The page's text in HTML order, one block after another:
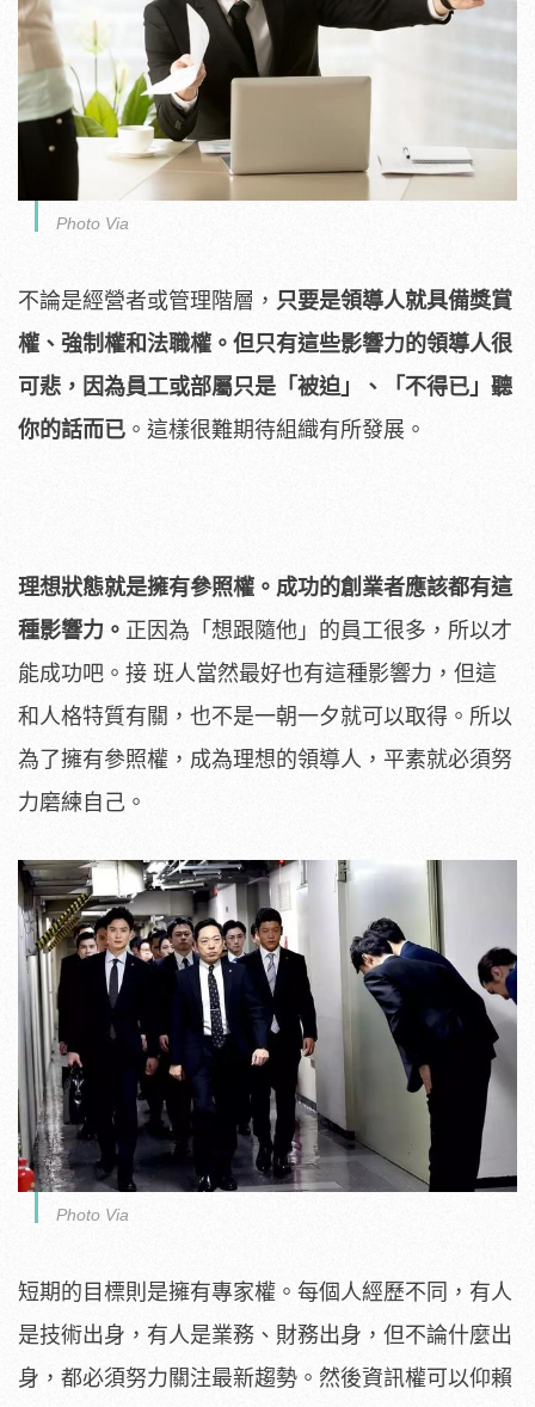
Photo Via
不論是經營者或管理階層， 只要是領導人就具備獎賞
權、強制權和法職權。但只有這些影響力的領導人很
可悲，因為員工或部屬只是「被迫」、「不得已」聽
你的話而已 。這樣很難期待組織有所發展。
理想狀態就是擁有參照權。成功的創業者應該都有這
種影響力。 正因為「想跟隨他」的員工很多，所以才
能成功吧。接 班人當然最好也有這種影響力，但這
和人格特質有關，也不是一朝一夕就可以取得。所以
為了擁有參照權，成為理想的領導人，平素就必須努
力磨練自己。
Photo Via
短期的目標則是擁有專家權。每個人經歷不同，有人
是技術出身，有人是業務、財務出身，但不論什麼出
身，都必須努力關注最新趨勢。然後資訊權可以仰賴